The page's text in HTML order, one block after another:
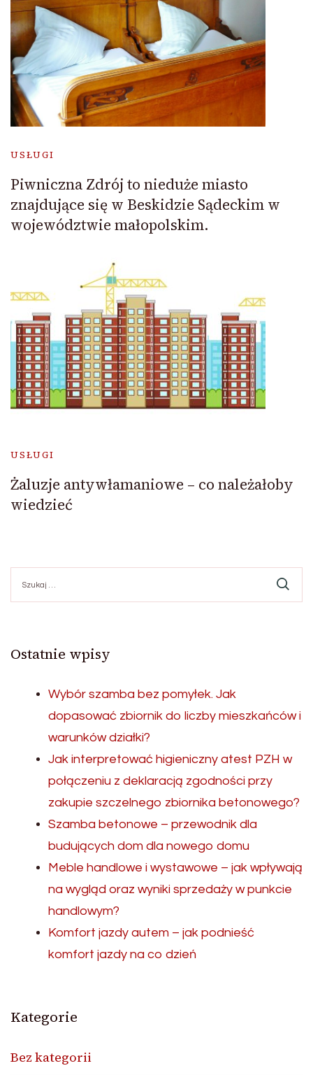
USŁUGI
Piwniczna Zdrój to nieduże miasto
znajdujące się w Beskidzie Sądeckim w
województwie małopolskim.
USŁUGI
Żaluzje antywłamaniowe – co należałoby
wiedzieć
Ostatnie wpisy
Wybór szamba bez pomyłek. Jak
dopasować zbiornik do liczby mieszkańców i
warunków działki?
Jak interpretować higieniczny atest PZH w
połączeniu z deklaracją zgodności przy
zakupie szczelnego zbiornika betonowego?
Szamba betonowe – przewodnik dla
budujących dom dla nowego domu
Meble handlowe i wystawowe – jak wpływają
na wygląd oraz wyniki sprzedaży w punkcie
handlowym?
Komfort jazdy autem – jak podnieść
komfort jazdy na co dzień
Kategorie
Bez kategorii